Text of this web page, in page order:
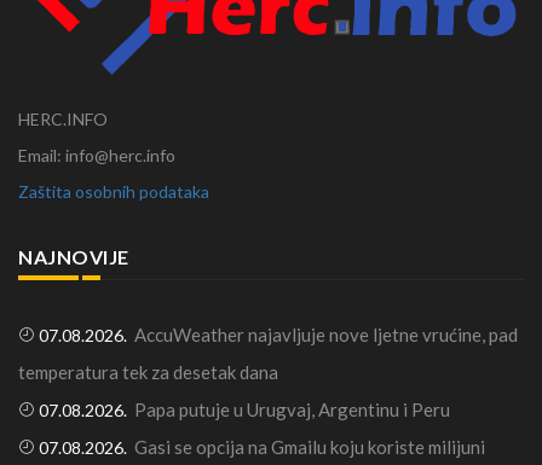
HERC.INFO
Email: info@herc.info
Zaštita osobnih podataka
NAJNOVIJE
07.08.2026. AccuWeather najavljuje nove ljetne vrućine, pad
temperatura tek za desetak dana
07.08.2026. Papa putuje u Urugvaj, Argentinu i Peru
07.08.2026. Gasi se opcija na Gmailu koju koriste milijuni